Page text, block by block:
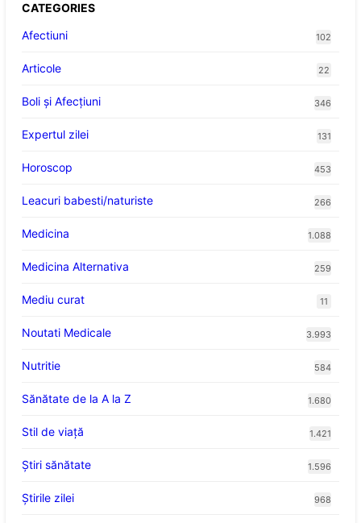
CATEGORIES
Afectiuni
102
Articole 22
Boli și Afecțiuni 346
Expertul zilei 131
Horoscop 453
Leacuri babesti/naturiste 266
Medicina 1.088
Medicina Alternativa 259
Mediu curat 11
Noutati Medicale 3.993
Nutritie 584
Sănătate de la A la Z 1.680
Stil de viaţă 1.421
Ştiri sănătate 1.596
Știrile zilei 968